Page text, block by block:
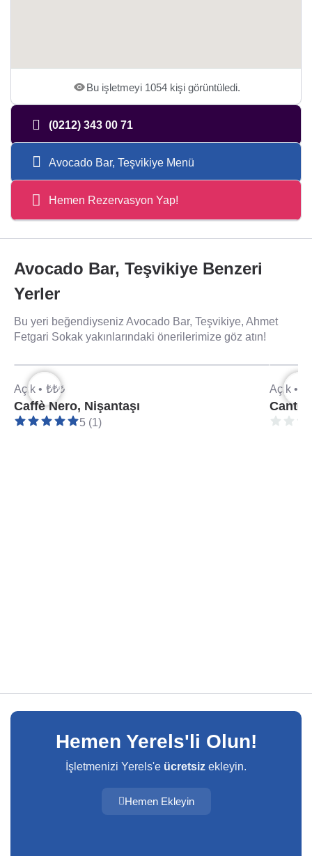
Bu işletmeyi 1054 kişi görüntüledi.
(0212) 343 00 71
Avocado Bar, Teşvikiye Menü
Hemen Rezervasyon Yap!
Avocado Bar, Teşvikiye Benzeri
Yerler
Bu yeri beğendiyseniz Avocado Bar, Teşvikiye, Ahmet
Fetgari Sokak yakınlarındaki önerilerimize göz atın!
Açık • ₺₺₺
Caffè Nero, Nişantaşı
5 (1)
Açık •
Hemen Yerels'li Olun!
İşletmenizi Yerels'e ücretsiz ekleyin.
Hemen Ekleyin